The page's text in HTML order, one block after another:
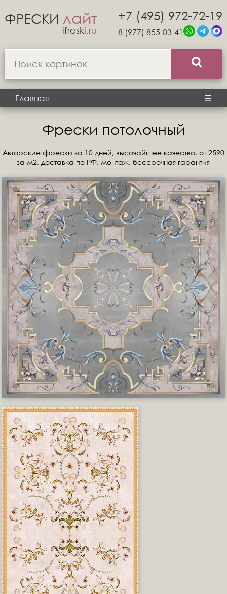
ФРЕСКИ лайт
ifreski.ru
+7 (495) 972-72-19
8 (977) 855-03-41
Главная ☰
Фрески потолочный
Авторские фрески за 10 дней, высочайшее качество, от 2590
за м2, доставка по РФ, монтаж, бессрочная гарантия